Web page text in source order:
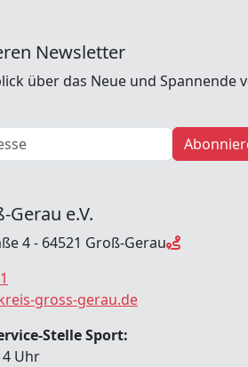
Newsletter
über das Neue und Spannende
e.V.
4 - 64521 Groß-Gerau
gross-gerau.de
Stelle Sport:
Uhr